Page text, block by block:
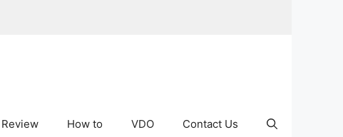
Review How to VDO Contact Us